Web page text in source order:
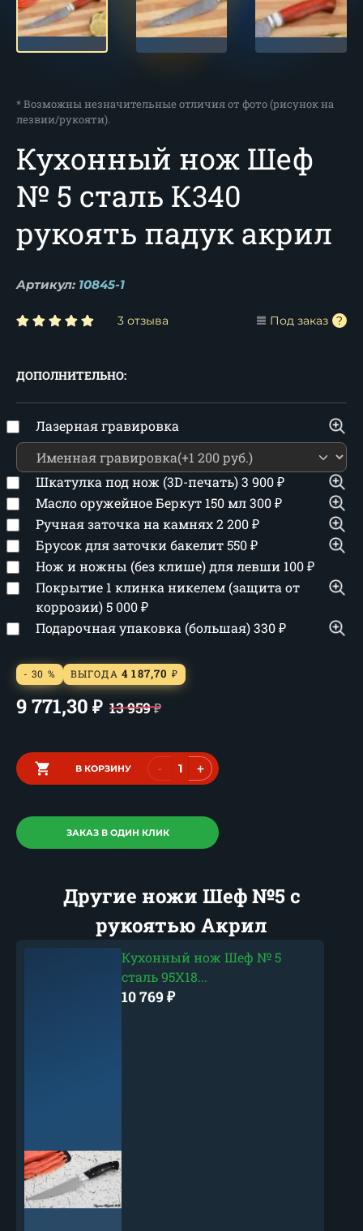
* Возможны незначительные отличия от фото (рисунок на
лезвии/рукояти).
Кухонный нож Шеф
№ 5 сталь К340
рукоять падук акрил
Артикул: 10845-1
3 отзыва Под заказ
ДОПОЛНИТЕЛЬНО:
Лазерная гравировка
Шкатулка под нож (3D-печать)3 900₽
Масло оружейное Беркут 150 мл300₽
Ручная заточка на камнях2 200₽
Брусок для заточки бакелит550₽
Нож и ножны (без клише) для левши 100₽
Покрытие 1 клинка никелем (защита от
коррозии)5 000₽
Подарочная упаковка (большая)330₽
- 30 % ВЫГОДА 4 187,70 ₽
9 771,30 ₽ 13 959₽
В КОРЗИНУ - +
ЗАКАЗ В ОДИН КЛИК
Другие ножи Шеф №5 с
рукоятью Акрил
Кухонный нож Шеф № 5
сталь 95Х18...
10 769 ₽